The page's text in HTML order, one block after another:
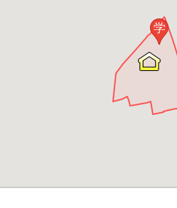
学